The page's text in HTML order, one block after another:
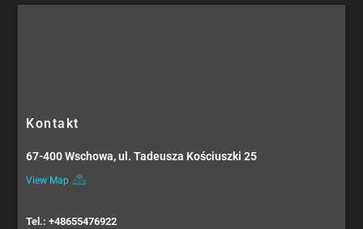
Kontakt
67-400 Wschowa, ul. Tadeusza Kościuszki 25
View Map
Tel.: +48655476922